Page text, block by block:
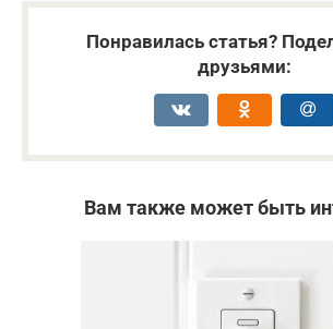
Понравилась статья?
друзьями:
Вам также может быть